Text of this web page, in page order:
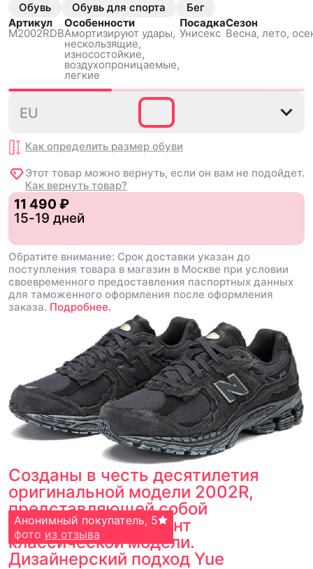
Обувь Обувь для спорта
Бег
Артикул
M2002RDB
Особенности
Амортизируют удары,
нескользящиe,
износостойкие,
воздухопроницаемые,
легкие
Посадка
Унисекс
Сезон
Весна, лето,
38.5
EU
Как определить размер обуви
Этот товар можно вернуть, если он вам не подойдет.
Как вернуть товар?
11 490 ₽
15-19 дней
Обратите внимание: Срок доставки указан до
поступления товара в магазин в Москве при условии
своевременного предоставления паспортных данных
для таможенного оформления после оформления
заказа. Подробнее.
Созданы в честь десятилетия
оригинальной модели 2002R,
представляющей собой
обновленный вариант
классической модели.
Тарасова Любовь, 4
фото из отзыва
Анонимный покупатель, 5
фото из отзыва
Дизайнерский подход Yue